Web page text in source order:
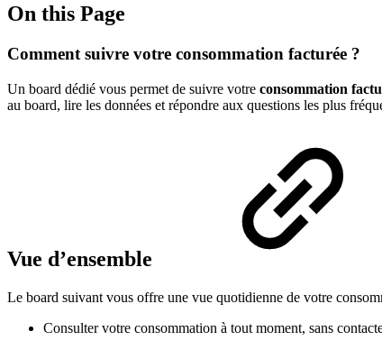
On this Page
Comment suivre votre consommation facturée ?
Un board dédié vous permet de suivre votre consommation
au board, lire les données et répondre aux questions les plus
Vue d’ensemble
Le board suivant vous offre une vue quotidienne de votre
Consulter votre consommation à tout moment, sans